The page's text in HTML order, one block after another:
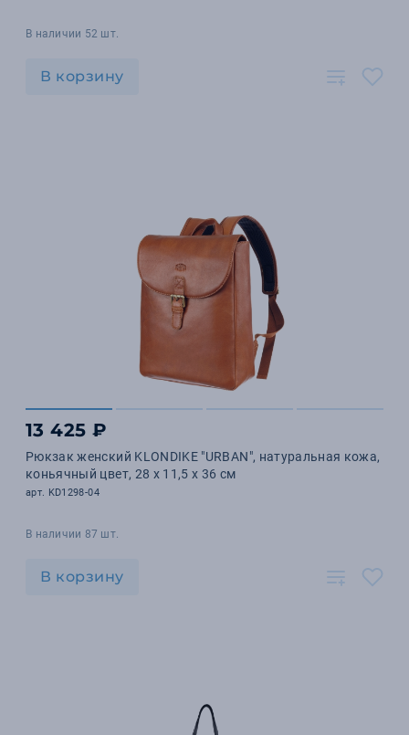
В наличии 52 шт.
В корзину
13 425 ₽
Рюкзак женский KLONDIKE "URBAN", натуральная кожа,
коньячный цвет, 28 х 11,5 х 36 см
арт. KD1298-04
В наличии 87 шт.
В корзину